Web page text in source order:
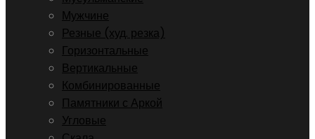
Мужчине
Резные (худ. резка)
Горизонтальные
Вертикальные
Комбинированные
Памятники с Аркой
Угловые